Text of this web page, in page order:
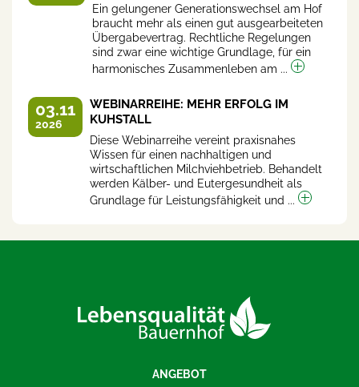
Ein gelungener Generationswechsel am Hof
braucht mehr als einen gut ausgearbeiteten
Übergabevertrag. Rechtliche Regelungen
sind zwar eine wichtige Grundlage, für ein
harmonisches Zusammenleben am ...
03.11
2026
WEBINARREIHE: MEHR ERFOLG IM
KUHSTALL
Diese Webinarreihe vereint praxisnahes
Wissen für einen nachhaltigen und
wirtschaftlichen Milchviehbetrieb. Behandelt
werden Kälber- und Eutergesundheit als
Grundlage für Leistungsfähigkeit und ...
ANGEBOT